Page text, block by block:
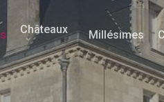
Châteaux Millésimes